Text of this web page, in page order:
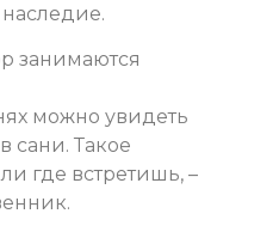
занимаются
можно увидеть
сани. Такое
где встретишь, –